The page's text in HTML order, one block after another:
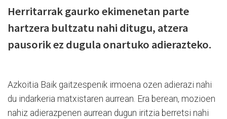
Herritarrak gaurko ekimenetan parte
hartzera bultzatu nahi ditugu, atzera
pausorik ez dugula onartuko adierazteko.
Azkoitia Baik gaitzespenik irmoena ozen adierazi nahi
du indarkeria matxistaren aurrean. Era berean, mozioen
nahiz adierazpenen aurrean dugun iritzia berretsi nahi